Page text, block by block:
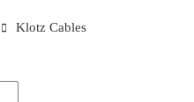
Klotz Cables